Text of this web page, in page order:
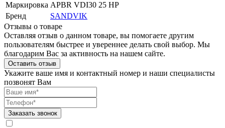
Маркировка APBR VDI30 25 HP
Бренд
SANDVIK
Отзывы о товаре
Оставляя отзыв о данном товаре, вы помогаете другим
пользователям быстрее и увереннее делать свой выбор. Мы
благодарим Вас за активность на нашем сайте.
Оставить отзыв
Укажите ваше имя и контактный номер и наши специалисты
позвонят Вам
Заказать звонок